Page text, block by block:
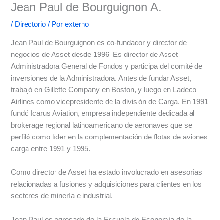
Jean Paul de Bourguignon A.
/ Directorio / Porexterno
Jean Paul de Bourguignon es co-fundador y director de
negocios de Asset desde 1996. Es director de Asset
Administradora General de Fondos y participa del comité de
inversiones de la Administradora. Antes de fundar Asset,
trabajó en Gillette Company en Boston, y luego en Ladeco
Airlines como vicepresidente de la división de Carga. En 1991
fundó Icarus Aviation, empresa independiente dedicada al
brokerage regional latinoamericano de aeronaves que se
perfiló como líder en la complementación de flotas de aviones
carga entre 1991 y 1995.
Como director de Asset ha estado involucrado en asesorías
relacionadas a fusiones y adquisiciones para clientes en los
sectores de minería e industrial.